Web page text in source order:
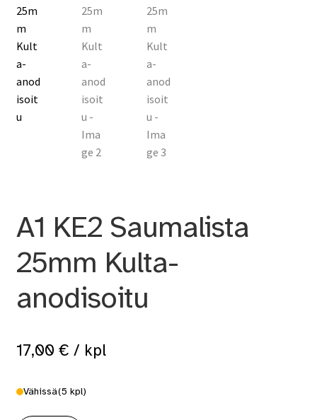
A1 KE2 Saumalista
25mm Kulta-
anodisoitu
17,00 € / kpl
Vähissä(5 kpl)